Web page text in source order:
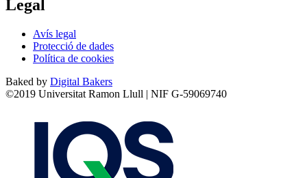
Legal
Avís legal
Protecció de dades
Política de cookies
Baked by Digital Bakers
©2019 Universitat Ramon Llull | NIF G-59069740